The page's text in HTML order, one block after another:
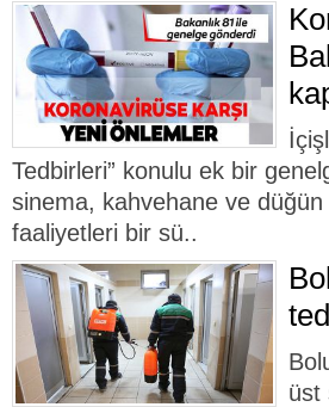
Tedbirleri” konulu ek bir
sinema, kahvehane ve düğün
faaliyetleri bir sü..
üst